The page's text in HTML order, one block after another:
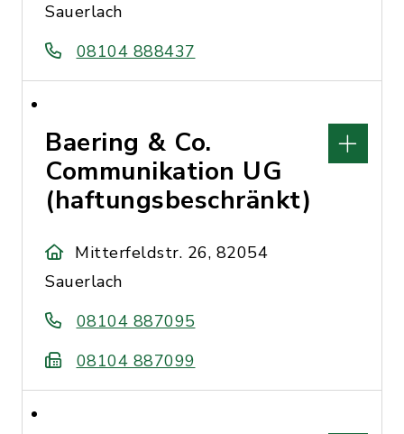
Sauerlach
08104 888437
Baering & Co.
Communikation UG
(haftungsbeschränkt)
Mitterfeldstr. 26, 82054
Sauerlach
08104 887095
08104 887099